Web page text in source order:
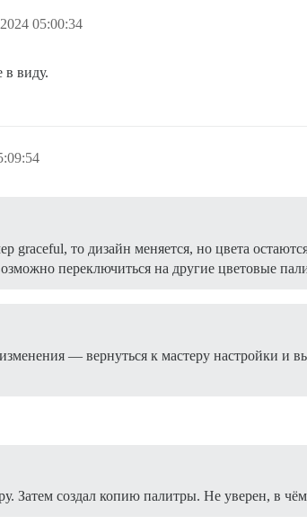
05:00:34
в виду.
graceful, то дизайн меняется, но цвета
переключиться на другие цветовые
— вернуться к мастеру настройки и
Затем создал копию палитры. Не уверен, в